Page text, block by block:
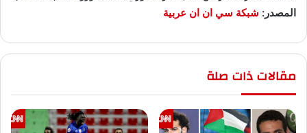
المصدر: شبكة سي ان ان عربية
مقالات ذات صلة